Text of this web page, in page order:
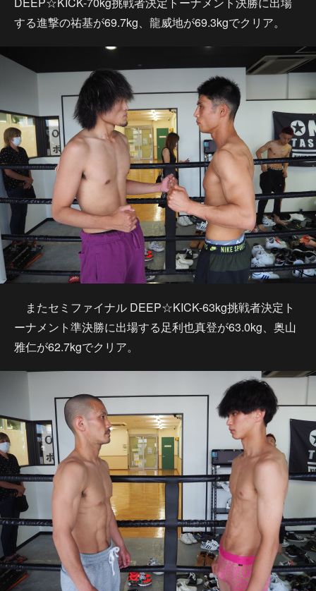
する進撃の祐基が69.7kg、龍威地が69.3kgでクリア。
またセミファイナル DEEP☆KICK-63kg挑戦者決定ト
ーナメント準決勝に出場する足利也真登が63.0kg、奥山
雅仁が62.7kgでクリア。